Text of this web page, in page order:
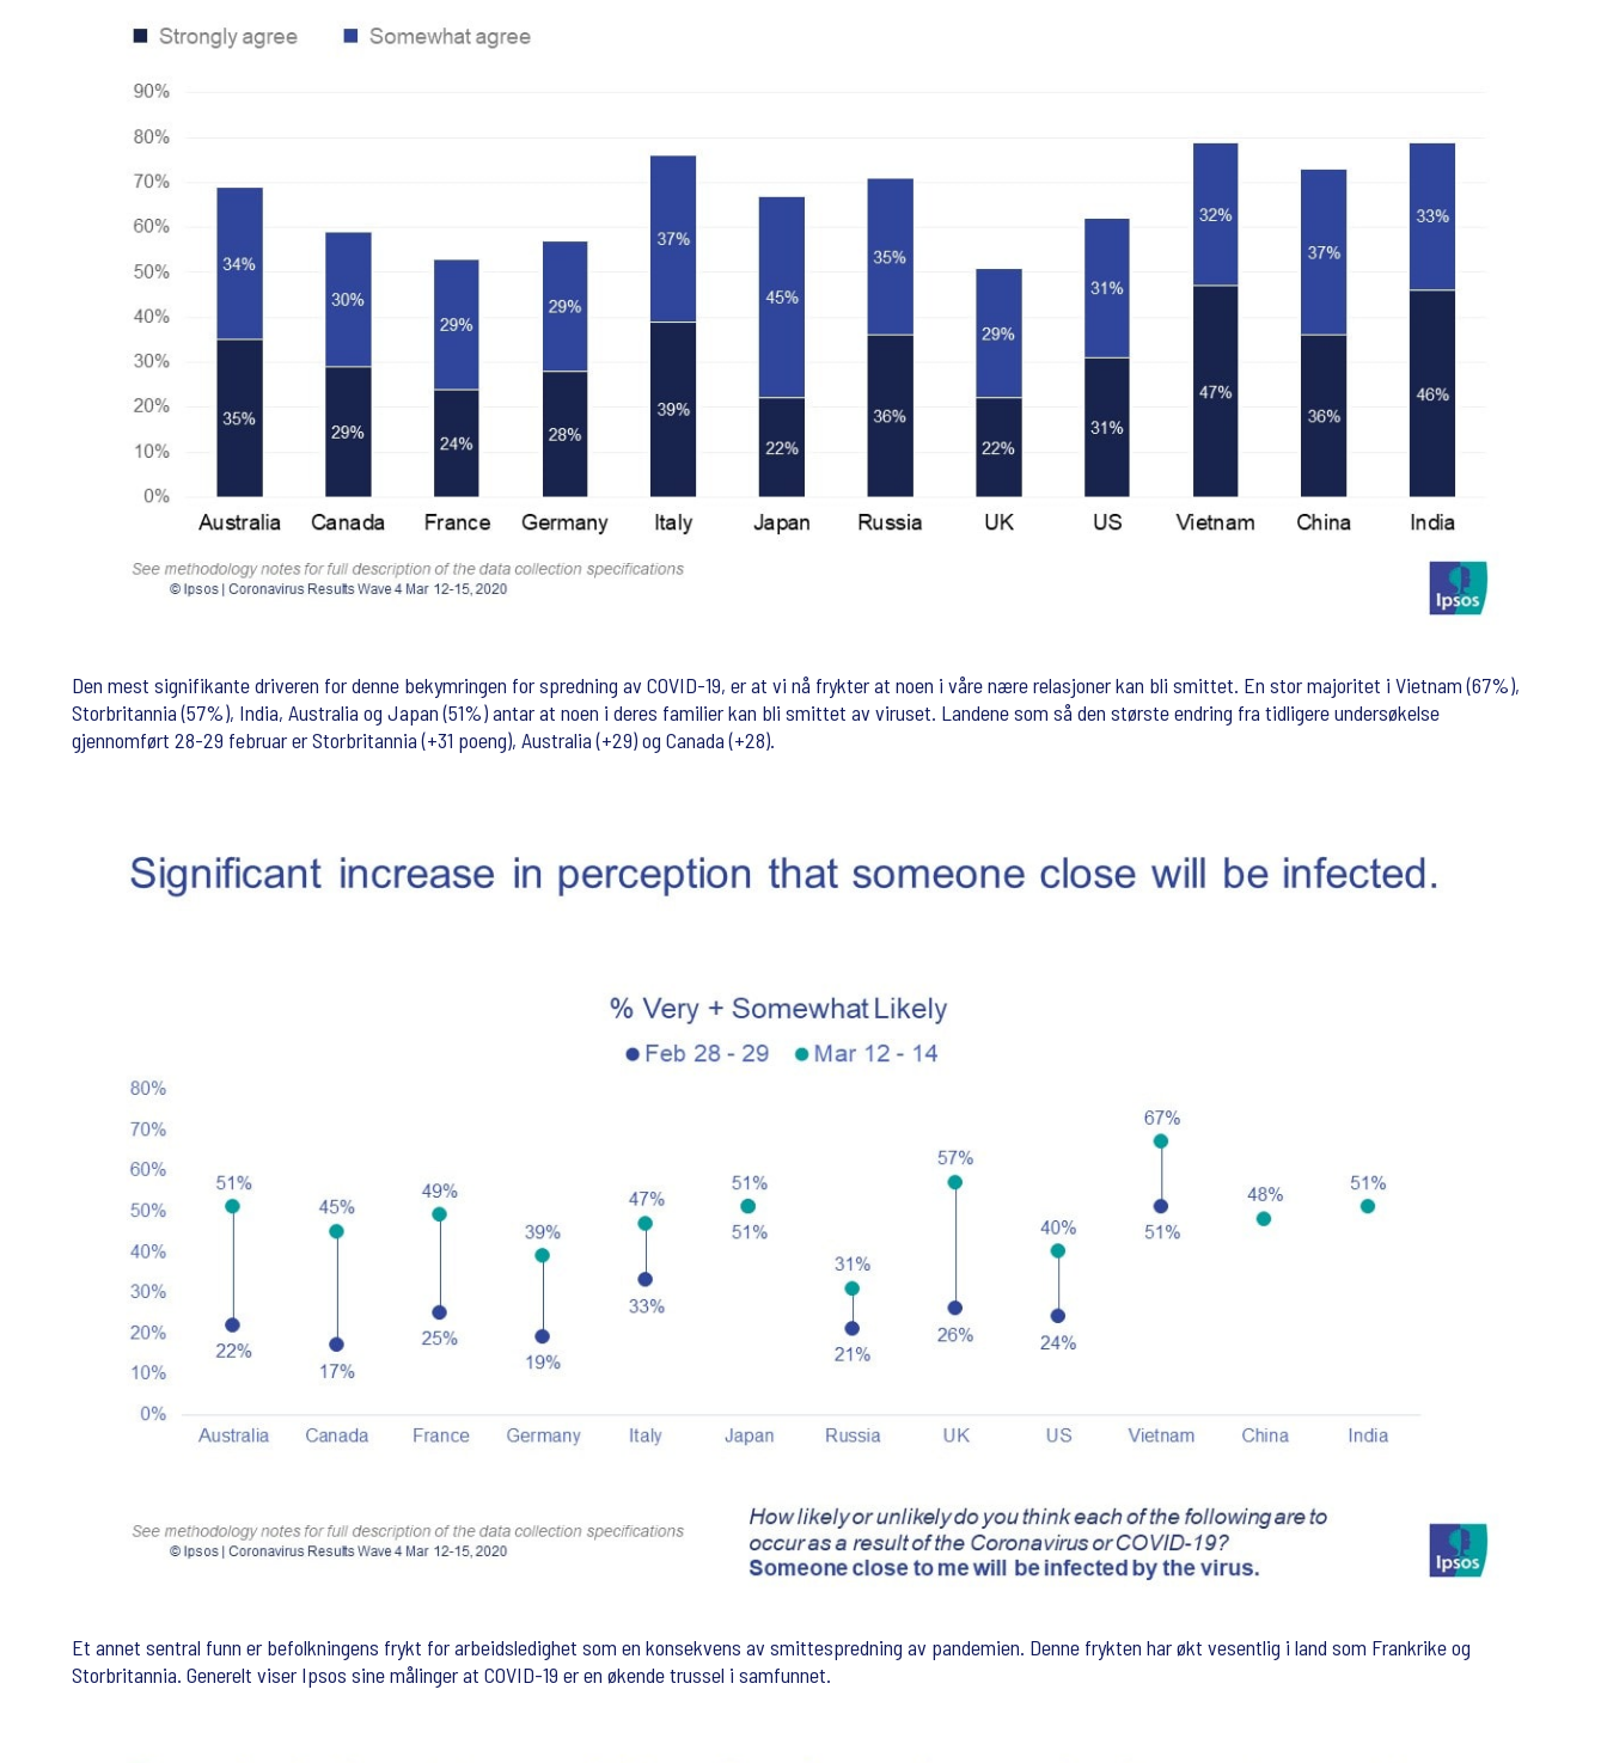
Den mest signifikante driveren for denne bekymringen for spredning av COVID-19, er at vi nå frykter at noen i våre nære relasjoner kan bli smittet. En stor majoritet i Vietnam (67%),
Storbritannia (57%), India, Australia og Japan (51%) antar at noen i deres familier kan bli smittet av viruset. Landene som så den største endring fra tidligere undersøkelse
gjennomført 28-29 februar er Storbritannia (+31 poeng), Australia (+29) og Canada (+28).
Et annet sentral funn er befolkningens frykt for arbeidsledighet som en konsekvens av smittespredning av pandemien. Denne frykten har økt vesentlig i land som Frankrike og
Storbritannia. Generelt viser Ipsos sine målinger at COVID-19 er en økende trussel i samfunnet.